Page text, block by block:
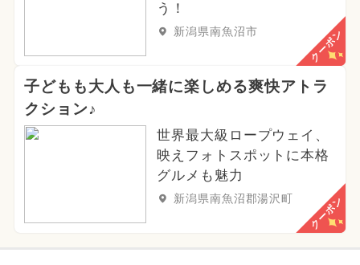
2024年5月のイベント
2026年9月のイベント
2025年6月のイベント
夏休み（涼しい）
2026年4月のイベント
2024年9月のイベント
う！
新潟県南魚沼市 クーポン
子どもも大人も一緒に楽しめる爽快アトラ
クション♪
世界最大級ロープウェイ、
映えフォトスポットに本格
グルメも魅力
新潟県南魚沼郡湯沢町 クーポン